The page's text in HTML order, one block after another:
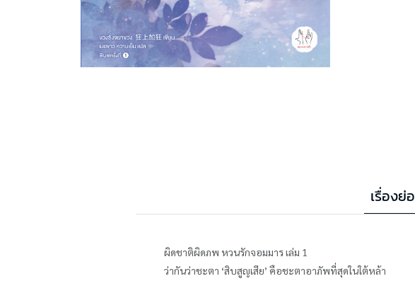
เรื่องย่อ
ผิดชาติผิดภพ หวนรักจอมมาร เล่ม 1
ว่ากันว่าชะตา ‘สิบสูญเสีย’ คือชะตาอาภัพที่สุดในใต้หล้า